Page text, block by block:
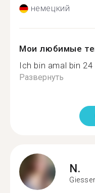
немецкий
Мои любимые
Ich bin amal bin
Развернуть
N.